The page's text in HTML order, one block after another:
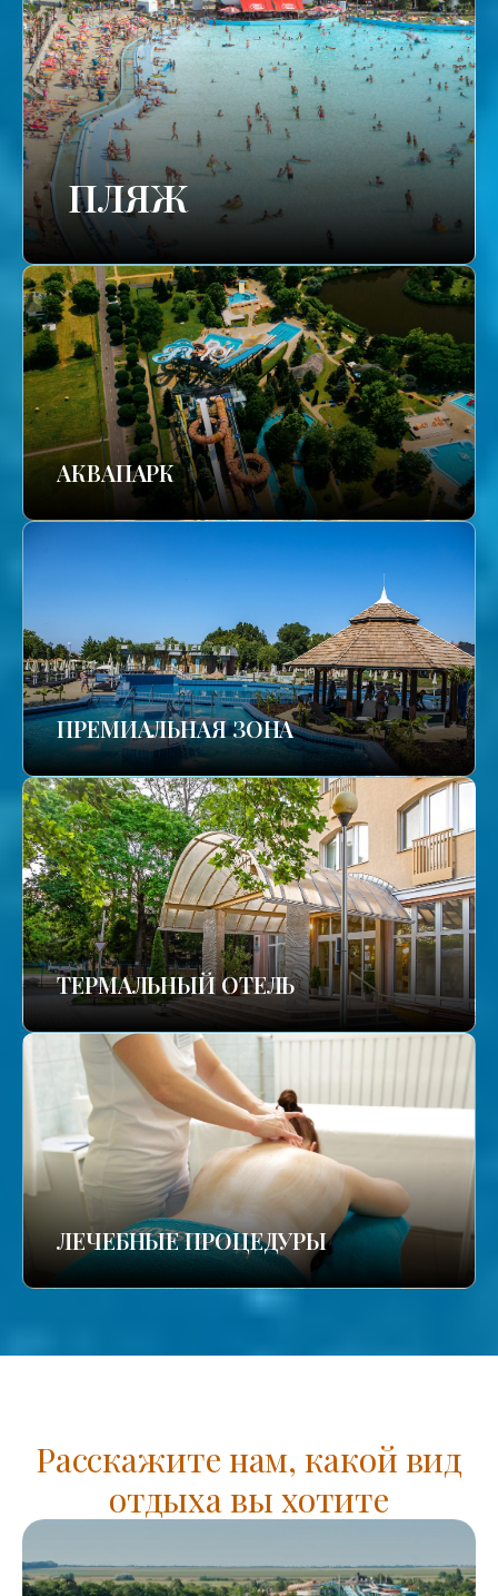
ПЛЯЖ
АКВАПАРК
ПРЕМИАЛЬНАЯ ЗОНА
ТЕРМАЛЬНЫЙ ОТЕЛЬ
ЛЕЧЕБНЫЕ ПРОЦЕДУРЫ
Расскажите нам, какой вид
отдыха вы хотите